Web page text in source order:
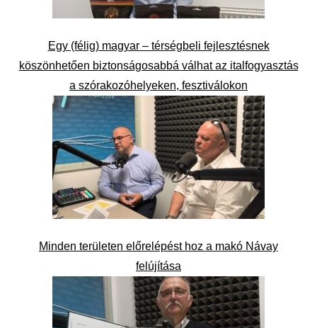
Egy (félig) magyar – térségbeli fejlesztésnek
köszönhetően biztonságosabbá válhat az italfogyasztás
a szórakozóhelyeken, fesztiválokon
Minden területen előrelépést hoz a makó Návay
felújítása